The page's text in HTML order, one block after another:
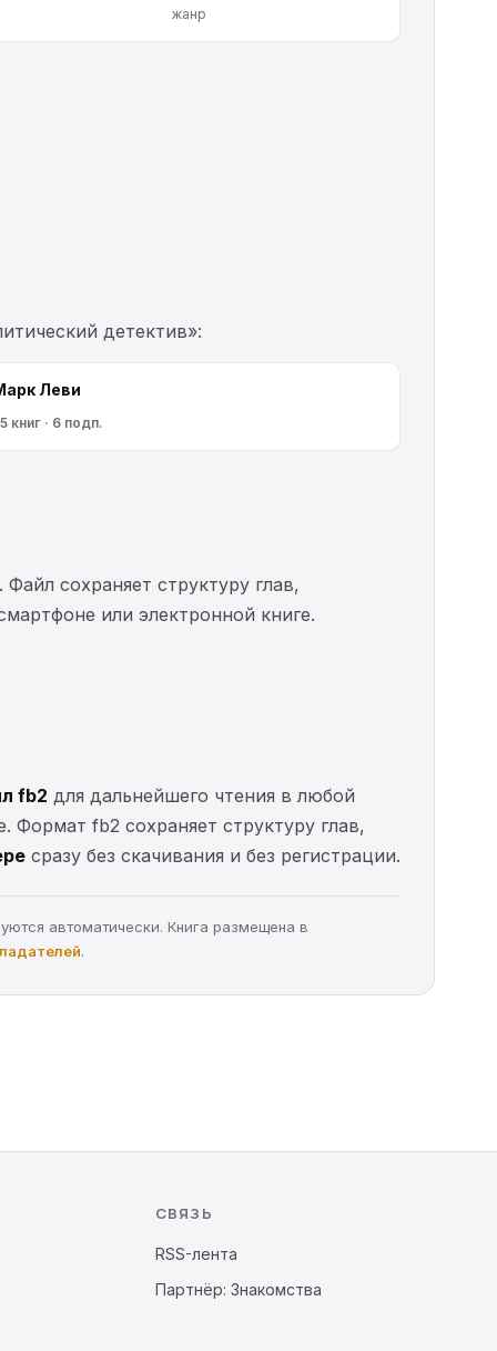
жанр
детектив»:
Леви
книг · 6 подп.
сохраняет структуру глав,
или электронной книге.
fb2 для дальнейшего чтения в любой
Формат fb2 сохраняет структуру глав,
сразу без скачивания и без регистрации.
автоматически. Книга размещена в
.
СВЯЗЬ
RSS-лента
Партнёр: Знакомства